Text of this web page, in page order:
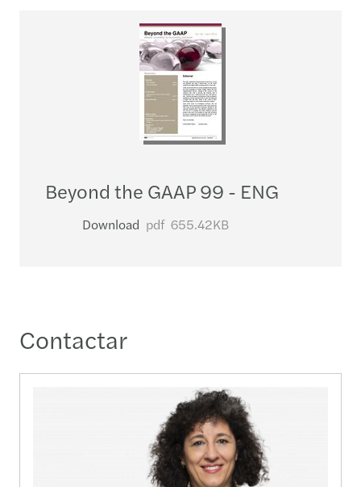
Beyond the GAAP 99 - ENG
Download pdf 655.42KB
Contactar